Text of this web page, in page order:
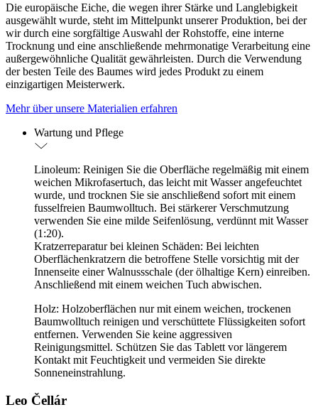
Die europäische Eiche, die wegen ihrer Stärke und Langlebigkeit
ausgewählt wurde, steht im Mittelpunkt unserer Produktion, bei der
wir durch eine sorgfältige Auswahl der Rohstoffe, eine interne
Trocknung und eine anschließende mehrmonatige Verarbeitung eine
außergewöhnliche Qualität gewährleisten. Durch die Verwendung
der besten Teile des Baumes wird jedes Produkt zu einem
einzigartigen Meisterwerk.
Mehr über unsere Materialien erfahren
Wartung und Pflege
Linoleum: Reinigen Sie die Oberfläche regelmäßig mit einem
weichen Mikrofasertuch, das leicht mit Wasser angefeuchtet
wurde, und trocknen Sie sie anschließend sofort mit einem
fusselfreien Baumwolltuch. Bei stärkerer Verschmutzung
verwenden Sie eine milde Seifenlösung, verdünnt mit Wasser
(1:20).
Kratzerreparatur bei kleinen Schäden: Bei leichten
Oberflächenkratzern die betroffene Stelle vorsichtig mit der
Innenseite einer Walnussschale (der ölhaltige Kern) einreiben.
Anschließend mit einem weichen Tuch abwischen.
Holz: Holzoberflächen nur mit einem weichen, trockenen
Baumwolltuch reinigen und verschüttete Flüssigkeiten sofort
entfernen. Verwenden Sie keine aggressiven
Reinigungsmittel. Schützen Sie das Tablett vor längerem
Kontakt mit Feuchtigkeit und vermeiden Sie direkte
Sonneneinstrahlung.
Leo Čellár